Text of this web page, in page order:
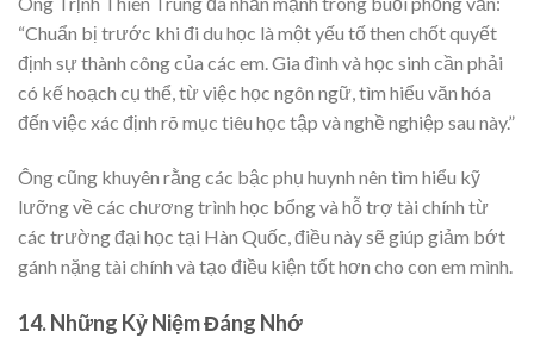
“Chuẩn bị trước khi đi du học là một yếu tố then chốt quyết
định sự thành công của các em. Gia đình và học sinh cần phải
có kế hoạch cụ thể, từ việc học ngôn ngữ, tìm hiểu văn hóa
đến việc xác định rõ mục tiêu học tập và nghề nghiệp sau này.”
Ông cũng khuyên rằng các bậc phụ huynh nên tìm hiểu kỹ
lưỡng về các chương trình học bổng và hỗ trợ tài chính từ
các trường đại học tại Hàn Quốc, điều này sẽ giúp giảm bớt
gánh nặng tài chính và tạo điều kiện tốt hơn cho con em mình.
14. Những Kỷ Niệm Đáng Nhớ